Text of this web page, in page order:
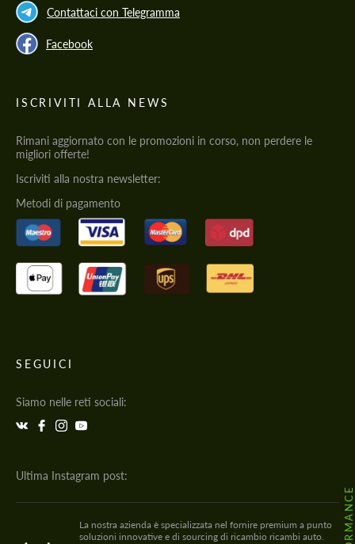
Contattaci con Telegramma
Facebook
ISCRIVITI ALLA NEWS
Rimani aggiornato con le promozioni in corso, non perdere le
migliori offerte!
Iscriviti alla nostra newsletter:
Metodi di pagamento
SEGUICI
Siamo nelle reti sociali:
Ultima Instagram post:
La nostra azienda è specializzata nel fornire premium a punto
soluzioni innovative e di sourcing di ricambio ricambi auto.